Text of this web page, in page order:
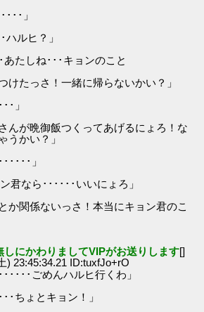
･･」
ハルヒ？」
たしね･･･キョンのこと
けたっさ！一緒に帰らないかい？」
･」
んが晩御飯つくってあげるにょろ！な
うかい？」
････」
君なら･･････いいにょろ」
か関係ないっさ！本当にキョン君のこ
しにかわりましてVIPがお送りします[]
) 23:45:34.21 ID:tuxfJo+rO
････ごめんハルヒ行くわ」
･ちょとキョン！」